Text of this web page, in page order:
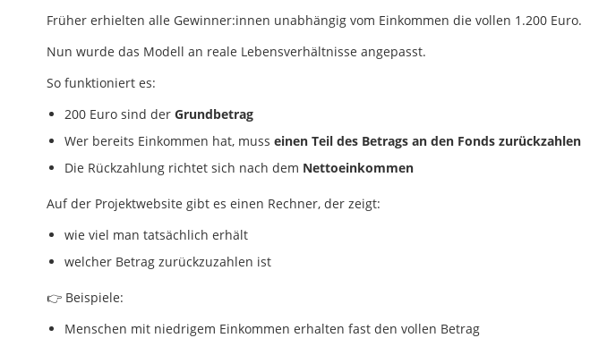
Früher erhielten alle Gewinner:innen unabhängig vom Einkommen die vollen 1.200 Euro.
Nun wurde das Modell an reale Lebensverhältnisse angepasst.
So funktioniert es:
200 Euro sind der Grundbetrag
Wer bereits Einkommen hat, muss einen Teil des Betrags an den Fonds zurückzahlen
Die Rückzahlung richtet sich nach dem Nettoeinkommen
Auf der Projektwebsite gibt es einen Rechner, der zeigt:
wie viel man tatsächlich erhält
welcher Betrag zurückzuzahlen ist
👉 Beispiele:
Menschen mit niedrigem Einkommen erhalten fast den vollen Betrag